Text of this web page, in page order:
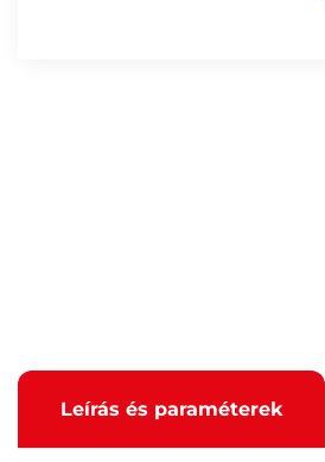
Leírás és paraméterek